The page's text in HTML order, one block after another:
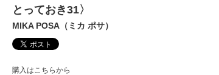
とっておき31〉
MIKA POSA（ミカ ポサ）
購入はこちらから